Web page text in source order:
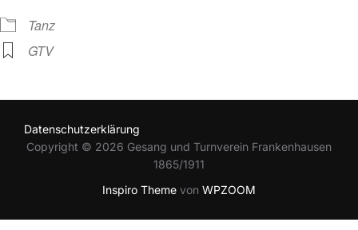
Tanz
GTV
Datenschutzerklärung
Copyright © 2026 Gesang und Turnverein Frankenhausen
1865/1911
Inspiro Theme von WPZOOM